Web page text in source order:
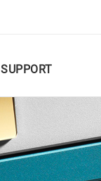
SUPPORT